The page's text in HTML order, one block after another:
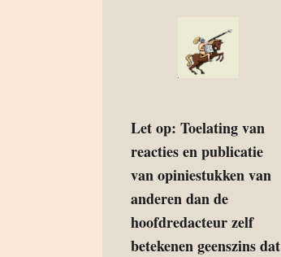
Let op: Toelating van
reacties en publicatie
van opiniestukken van
anderen dan de
hoofdredacteur zelf
betekenen geenszins dat